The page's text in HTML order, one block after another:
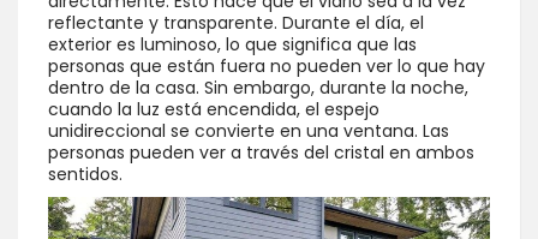
reflectante y transparente. Durante el día, el
exterior es luminoso, lo que significa que las
personas que están fuera no pueden ver lo que hay
dentro de la casa. Sin embargo, durante la noche,
cuando la luz está encendida, el espejo
unidireccional se convierte en una ventana. Las
personas pueden ver a través del cristal en ambos
sentidos.